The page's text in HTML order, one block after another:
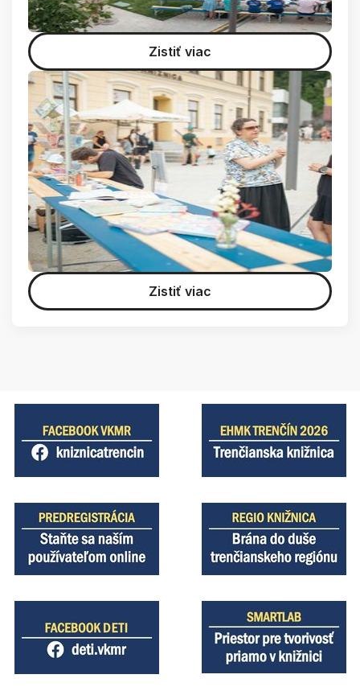
Zistiť viac
Zistiť viac